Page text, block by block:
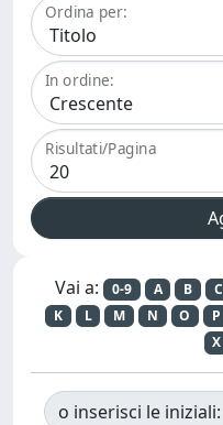
Ordina per:
In ordine:
Risultati/Pagina
Vai a: 0-9 A B C
K
L M N O P
X
o inserisci le iniziali: